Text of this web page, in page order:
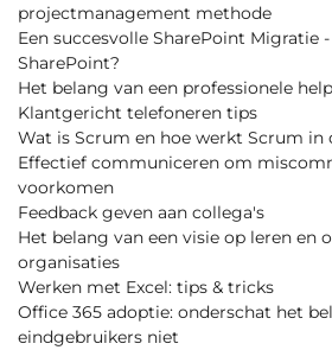
projectmanagement methode
Een succesvolle SharePoint Migratie
SharePoint?
Het belang van een professionele
Klantgericht telefoneren tips
Wat is Scrum en hoe werkt Scrum in
Effectief communiceren om
voorkomen
Feedback geven aan collega's
Het belang van een visie op leren en
organisaties
Werken met Excel: tips & tricks
Office 365 adoptie: onderschat het
eindgebruikers niet